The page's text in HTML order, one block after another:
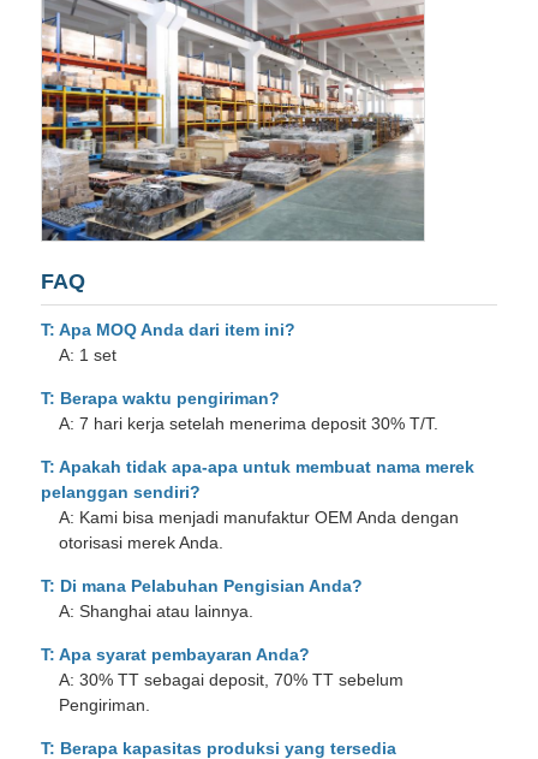
FAQ
T: Apa MOQ Anda dari item ini?
A: 1 set
T: Berapa waktu pengiriman?
A: 7 hari kerja setelah menerima deposit 30% T/T.
T: Apakah tidak apa-apa untuk membuat nama merek
pelanggan sendiri?
A: Kami bisa menjadi manufaktur OEM Anda dengan
otorisasi merek Anda.
T: Di mana Pelabuhan Pengisian Anda?
A: Shanghai atau lainnya.
T: Apa syarat pembayaran Anda?
A: 30% TT sebagai deposit, 70% TT sebelum
Pengiriman.
T: Berapa kapasitas produksi yang tersedia